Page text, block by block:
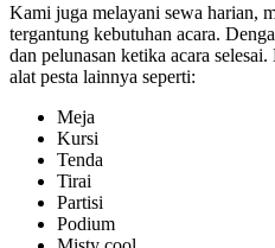
Kami juga melayani sewa harian,
tergantung kebutuhan acara.
dan pelunasan ketika acara
alat pesta lainnya seperti:
Meja
Kursi
Tenda
Tirai
Partisi
Podium